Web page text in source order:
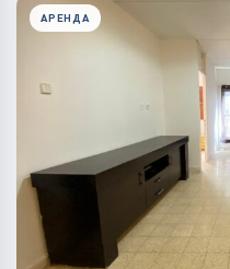
АРЕНДА